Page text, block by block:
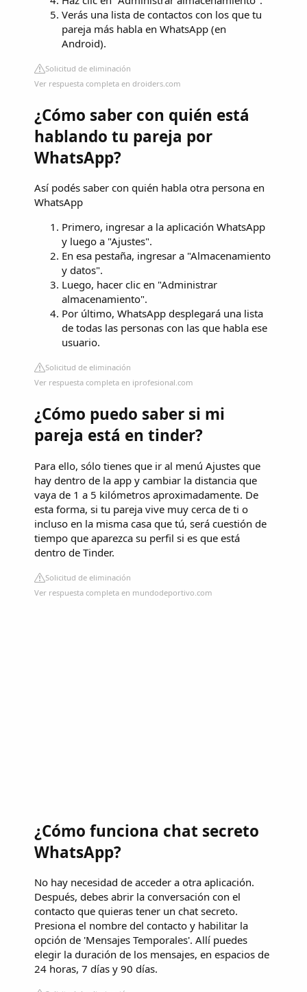
Verás una lista de contactos con los que tu
pareja más habla en WhatsApp (en
Android).
Solicitud de eliminación
Ver respuesta completa en droiders.com
¿Cómo saber con quién está
hablando tu pareja por
WhatsApp?
Así podés saber con quién habla otra persona en
WhatsApp
Primero, ingresar a la aplicación WhatsApp
y luego a "Ajustes".
En esa pestaña, ingresar a "Almacenamiento
y datos".
Luego, hacer clic en "Administrar
almacenamiento".
Por último, WhatsApp desplegará una lista
de todas las personas con las que habla ese
usuario.
Solicitud de eliminación
Ver respuesta completa en iprofesional.com
¿Cómo puedo saber si mi
pareja está en tinder?
Para ello, sólo tienes que ir al menú Ajustes que
hay dentro de la app y cambiar la distancia que
vaya de 1 a 5 kilómetros aproximadamente. De
esta forma, si tu pareja vive muy cerca de ti o
incluso en la misma casa que tú, será cuestión de
tiempo que aparezca su perfil si es que está
dentro de Tinder.
Solicitud de eliminación
Ver respuesta completa en mundodeportivo.com
¿Cómo funciona chat secreto
WhatsApp?
No hay necesidad de acceder a otra aplicación.
Después, debes abrir la conversación con el
contacto que quieras tener un chat secreto.
Presiona el nombre del contacto y habilitar la
opción de 'Mensajes Temporales'. Allí puedes
elegir la duración de los mensajes, en espacios de
24 horas, 7 días y 90 días.